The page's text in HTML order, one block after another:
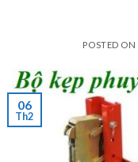
POSTED ON
06
Th2